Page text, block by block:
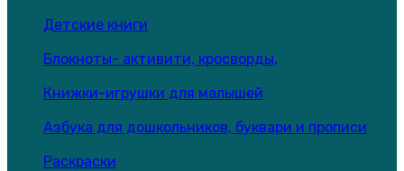
Детские книги
Блокноты- активити, кросворды,
Книжки-игрушки для малышей
Азбука для дошкольников, буквари и прописи
Раскраски